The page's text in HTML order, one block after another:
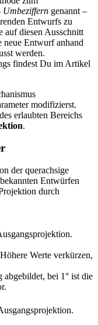
Umbeziffern genannt –
Entwurfs zu
auf diesen Ausschnitt
neue Entwurf anhand
werden.
findest Du im Artikel
modifizierst.
erlaubten Bereichs
.
der querachsige
Entwürfen
durch
Werte verkürzen,
bei 1° ist die